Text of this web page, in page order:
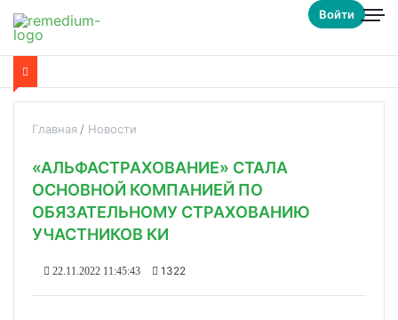
Войти
Главная Новости
«АЛЬФАСТРАХОВАНИЕ» СТАЛА
ОСНОВНОЙ КОМПАНИЕЙ ПО
ОБЯЗАТЕЛЬНОМУ СТРАХОВАНИЮ
УЧАСТНИКОВ КИ
22.11.2022 11:45:43 1322